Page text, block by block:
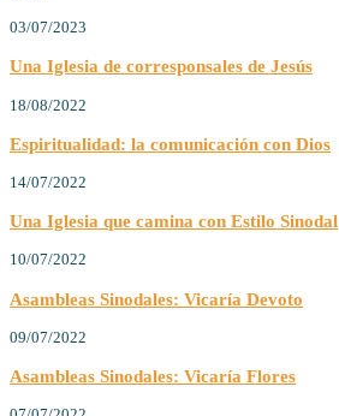
03/07/2023
Una Iglesia de corresponsales de Jesús
18/08/2022
Espiritualidad: la comunicación con Dios
14/07/2022
Una Iglesia que camina con Estilo Sinodal
10/07/2022
Asambleas Sinodales: Vicaría Devoto
09/07/2022
Asambleas Sinodales: Vicaría Flores